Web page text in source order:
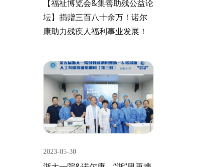
【福祉博览会&集善助残公益论
坛】捐赠三百八十余万！诺尔
康助力残疾人福利事业发展！
2023-05-30